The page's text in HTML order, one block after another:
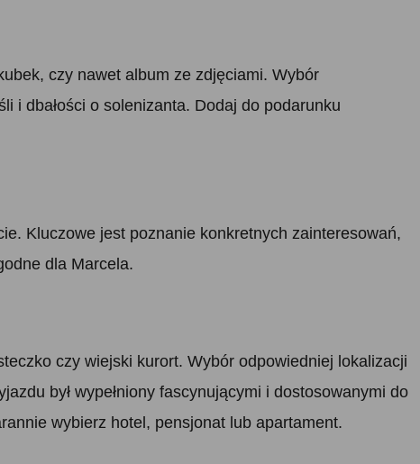
czy nawet album ze zdjęciami. Wybór
i dbałości o solenizanta. Dodaj do podarunku
Kluczowe jest poznanie konkretnych zainteresowań,
dla Marcela.
czy wiejski kurort. Wybór odpowiedniej lokalizacji
był wypełniony fascynującymi i dostosowanymi do
wybierz hotel, pensjonat lub apartament.